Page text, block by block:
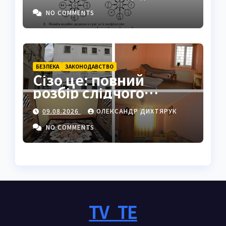
NO COMMENTS
БЕЗПЕКА ЗАКОНОДАВСТВО
Сізо це: повний
розбір слідчого
ізолятора в Україні
09.08.2026
ОЛЕКСАНДР ДИХТЯРУК
NO COMMENTS
TV_TE